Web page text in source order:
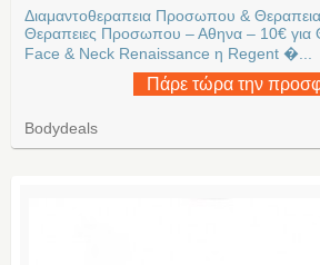
Διαμαντοθεραπεια Προσωπου &
Θεραπειες Προσωπου – Αθηνα – 10€
Face & Neck Renaissance η Regent �...
Πάρε τώρα την
Bodydeals